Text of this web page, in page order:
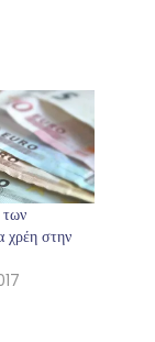
χρέη στην